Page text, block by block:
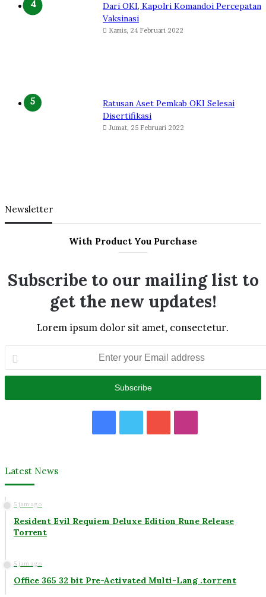
Dari OKI, Kapolri Komandoi Percepatan
Vaksinasi
Kamis, 24 Februari 2022
Ratusan Aset Pemkab OKI Selesai
Disertifikasi
Jumat, 25 Februari 2022
Newsletter
With Product You Purchase
Subscribe to our mailing list to
get the new updates!
Lorem ipsum dolor sit amet, consectetur.
your
Email
Latest News
5 jam ago
Resident Evil Requiem Deluxe Edition Rune Release
Torrent
5 jam ago
Office 365 32 bit Pre-Activated Multi-Lang .tоr𝚛еnt